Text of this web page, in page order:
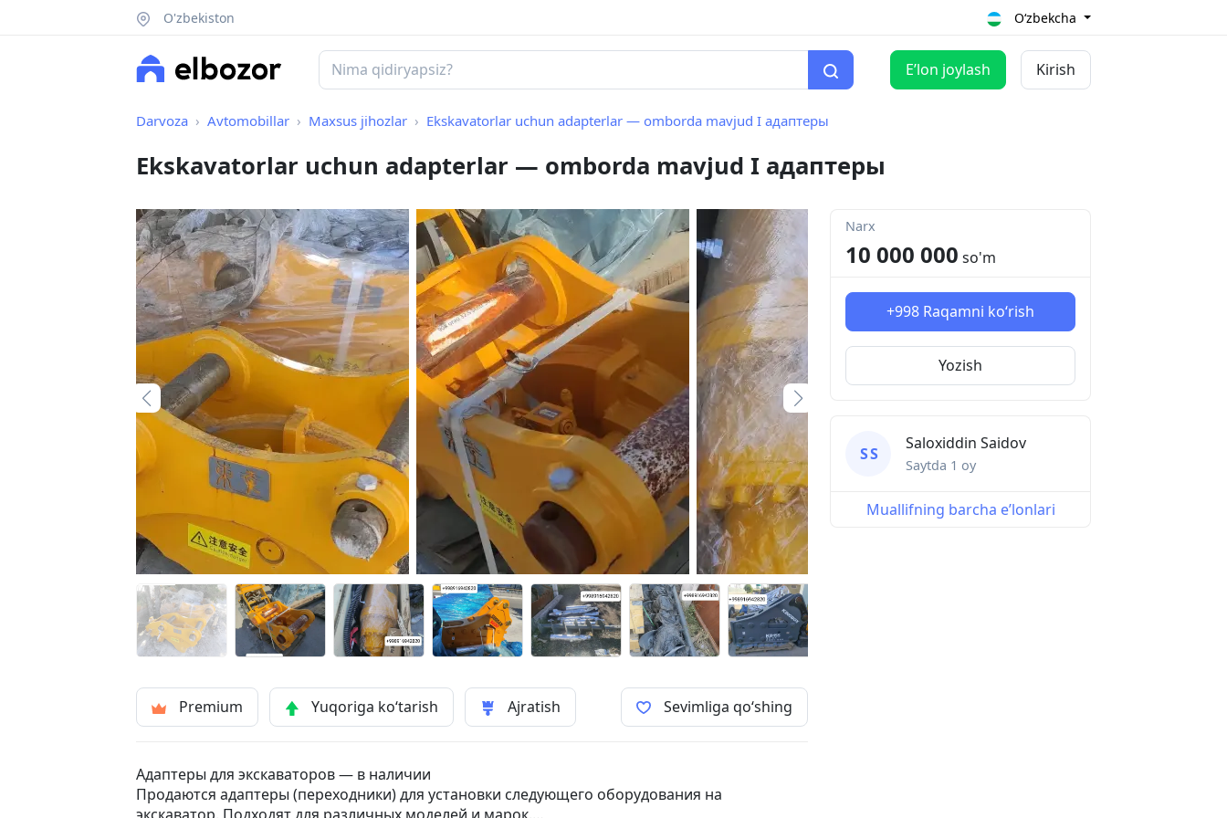
O'zbekiston O‘zbekcha
Eʼlon joylash Kirish
Darvoza Avtomobillar Maxsus jihozlar Ekskavatorlar uchun adapterlar — omborda mavjud I адаптеры
Ekskavatorlar uchun adapterlar — omborda mavjud I адаптеры
Premium Yuqoriga ko‘tarish Ajratish Sevimliga qo‘shing
Адаптеры для экскаваторов — в наличии
Продаются адаптеры (переходники) для установки следующего оборудования на
Narx
10 000 000 so'm
+998 Raqamni ko‘rish
Yozish
S S
Saloxiddin Saidov
Saytda 1 oy
Muallifning barcha eʼlonlari